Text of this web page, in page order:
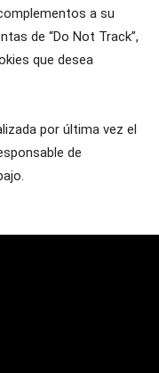
a su
de “Do Not Track”,
que desea
por última vez el
de